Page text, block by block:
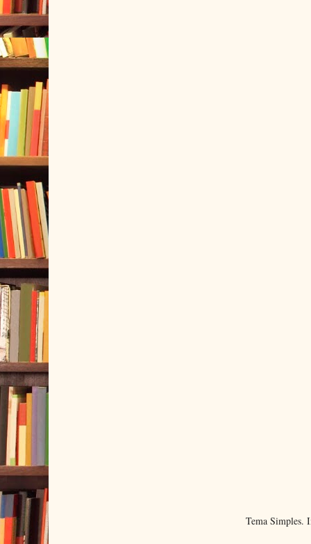
Tema Simples.